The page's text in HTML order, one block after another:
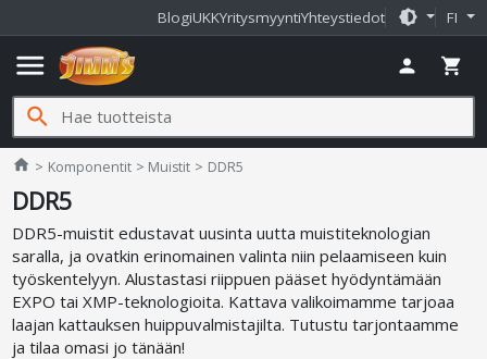
BlogiUKKYritysmyyntiYhteystiedot brightness_medium FI
menu person shopping_cart
search
home Jimms.fi
Komponentit Muistit DDR5
DDR5
DDR5-muistit edustavat uusinta uutta muistiteknologian
saralla, ja ovatkin erinomainen valinta niin pelaamiseen kuin
työskentelyyn. Alustastasi riippuen pääset hyödyntämään
EXPO tai XMP-teknologioita. Kattava valikoimamme tarjoaa
laajan kattauksen huippuvalmistajilta. Tutustu tarjontaamme
ja tilaa omasi jo tänään!